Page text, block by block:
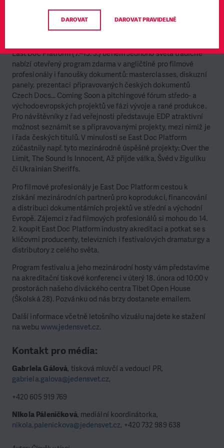
koordinátorů. Více najsns.cz/festival
East Doc Platform (7.–13. 3.) během Jednoho světa tradičně
nabízí otevřený program zdarma v angličtině pro filmové
profesionály i fanoušky dokumentů: masterclasses, diskuzní
panely, prezentaci připravovaných českých dokumentů
Czech Docs… Coming Soon a pitchingové fórum středo- a
východoevropských projektů ve fázi vývoje a rané produkce.
Pro návštěvníky z řad veřejnosti představuje EDP atraktivní
možnost seznámit se s připravovanými projekty, mezi nimiž je
i řada českých titulů. V minulosti se East Doc Platform
zúčastnily např. tyto mezinárodně úspěšné projekty: Over the
Limit, The Sound Is Innocent, Až přijde válka, Švéd v žigulíku
či Ukrainian Sheriffs.
Pro filmové profesionály je East Doc Platform cestou k
získání mezinárodních partnerů pro koprodukci, financování
a distribuci dokumentárních projektů ve střední a východní
Evropě. Zájemci z řad filmových profesionálů si mohou do 14.
2. koupit East Doc Platform industry akreditaci a potkat se s
klíčovmi producenty, televizních i festivalových dramaturgy a
distributory z celého světa.
Program festivalu a jeho mezinárodní hosty vám představíme
na akreditační tiskové konferenci v úterý 18. února od 10:00 v
prostorách našeho diváckého centra Tibet Open House
(Školská 28). Pozvánku od nás brzy dostanete emailem.
Další informace včetně letošního vizuálu najdete ke stažení
na webu www.jedensvet.cz.
Kontakt pro média:
Gabriela Gálová, tisková mluvčí a vedoucí PR,
gabriela.galova@jedensvet.cz,
+420 605 919 769
Nikola Páleníčková, mediální koordinátorka,
nikola.palenickova@jedensvet.cz, +420 732 989 638
DAROVAT DAROVAT PRAVIDELNĚ